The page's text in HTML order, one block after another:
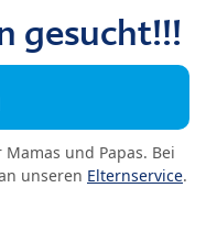
gesucht!!!
und Papas. Bei
unseren Elternservice.